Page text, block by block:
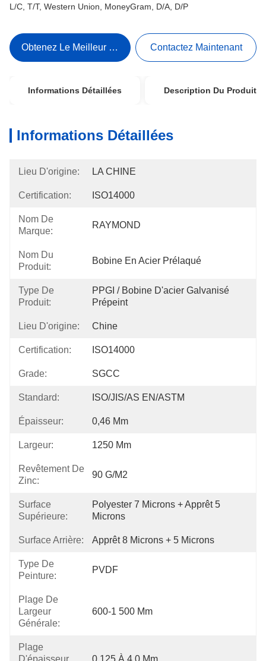
L/C, T/T, Western Union, MoneyGram, D/A, D/P
Obtenez Le Meilleur Prix Contactez Maintenant
Informations Détaillées Description Du Produit
Informations Détaillées
Lieu D'origine: LA CHINE
Certification: ISO14000
Nom De
Marque:
RAYMOND
Nom Du
Produit:
Bobine En Acier Prélaqué
Type De
Produit:
PPGI / Bobine D'acier Galvanisé
Prépeint
Lieu D'origine: Chine
Certification: ISO14000
Grade: SGCC
Standard: ISO/JIS/AS EN/ASTM
Épaisseur: 0,46 Mm
Largeur: 1250 Mm
Revêtement De
Zinc:
90 G/m2
Surface
Supérieure:
Polyester 7 Microns + Apprêt 5
Microns
Surface Arrière: Apprêt 8 Microns + 5 Microns
Type De
Peinture:
PVDF
Plage De
Largeur
Générale:
600-1 500 Mm
Plage
D'épaisseur
0,125 À 4,0 Mm